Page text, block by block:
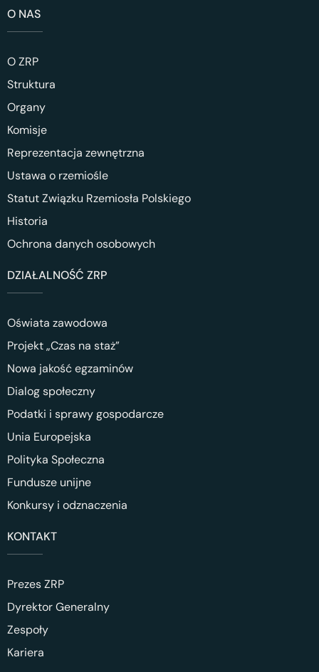
O NAS
O ZRP
Struktura
Organy
Komisje
Reprezentacja zewnętrzna
Ustawa o rzemiośle
Statut Związku Rzemiosła Polskiego
Historia
Ochrona danych osobowych
DZIAŁALNOŚĆ ZRP
Oświata zawodowa
Projekt „Czas na staż”
Nowa jakość egzaminów
Dialog społeczny
Podatki i sprawy gospodarcze
Unia Europejska
Polityka Społeczna
Fundusze unijne
Konkursy i odznaczenia
KONTAKT
Prezes ZRP
Dyrektor Generalny
Zespoły
Kariera